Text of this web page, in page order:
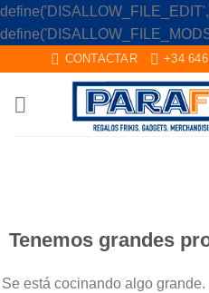
CONTACTAR +34
Tenemos grandes
Se está cocinando algo